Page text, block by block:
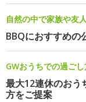
自然の中で家族や友
BBQにおすすめの
GWおうちでの過ご
最大12連休のおう
方をご提案